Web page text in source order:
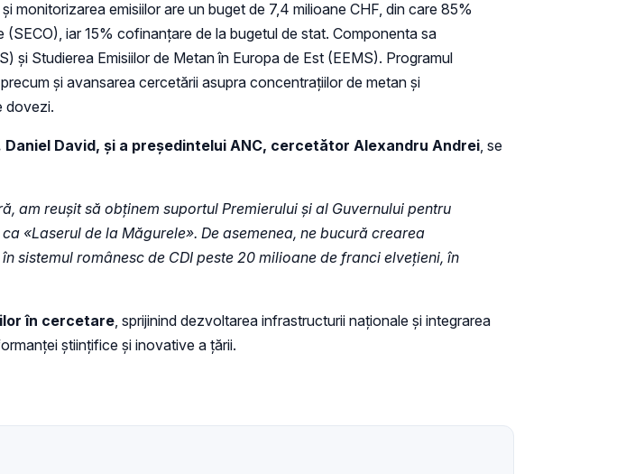
emisiilor are un buget de 7,4 milioane CHF, din care 85%
iar 15% cofinanțare de la bugetul de stat. Componenta sa
Studierea Emisiilor de Metan în Europa de Est (EEMS). Programul
și avansarea cercetării asupra concentrațiilor de metan și
dovezi.
David, și a președintelui ANC, cercetător Alexandru Andrei, se
reușit să obținem suportul Premierului și al Guvernului pentru
«Laserul de la Măgurele». De asemenea, ne bucură crearea
sistemul românesc de CDI peste 20 milioane de franci elvețieni, în
în cercetare, sprijinind dezvoltarea infrastructurii naționale și integrarea
științifice și inovative a țării.